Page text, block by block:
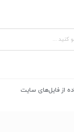
از فایل‌های سایت